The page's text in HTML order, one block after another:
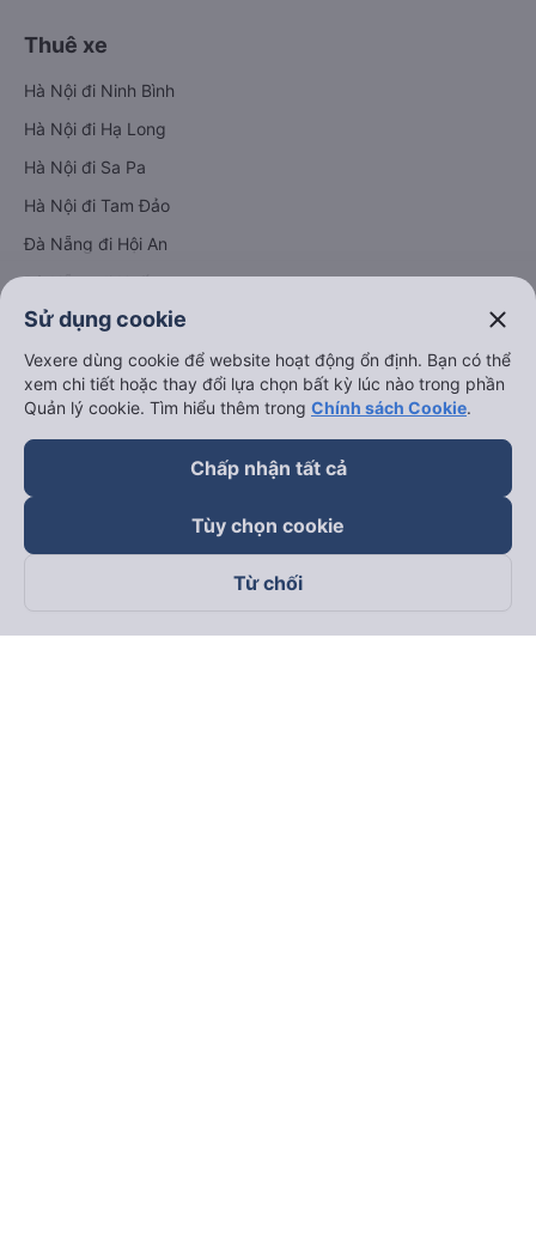
Thuê xe
Hà Nội đi Ninh Bình
Hà Nội đi Hạ Long
Hà Nội đi Sa Pa
Hà Nội đi Tam Đảo
Đà Nẵng đi Hội An
Đà Nẵng đi Huế
Hải Phòng đi Hà Nội
Xem tất cả tuyến đường
Sử dụng cookie close
Vexere dùng cookie để website hoạt động ổn định. Bạn có thể
xem chi tiết hoặc thay đổi lựa chọn bất kỳ lúc nào trong phần
Quản lý cookie. Tìm hiểu thêm trong Chính sách Cookie.
Chấp nhận tất cả
Tùy chọn cookie
Từ chối